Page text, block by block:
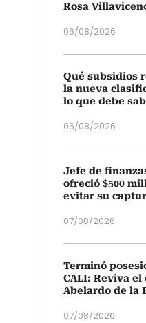
Rosa
06/08/2026
Qué subsidios
la nueva
lo que debe
06/08/2026
Jefe de
ofreció $500
evitar su
07/08/2026
Terminó
CALI: Reviva
Abelardo de la
07/08/2026